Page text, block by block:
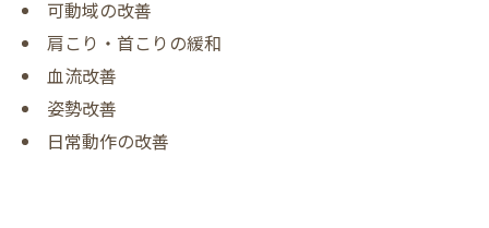
可動域の改善
肩こり・首こりの緩和
血流改善
姿勢改善
日常動作の改善